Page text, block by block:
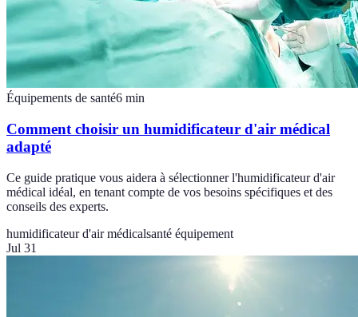
Équipements de santé6 min
Comment choisir un humidificateur d'air médical
adapté
Ce guide pratique vous aidera à sélectionner l'humidificateur d'air
médical idéal, en tenant compte de vos besoins spécifiques et des
conseils des experts.
humidificateur d'air médicalsanté équipement
Jul 31